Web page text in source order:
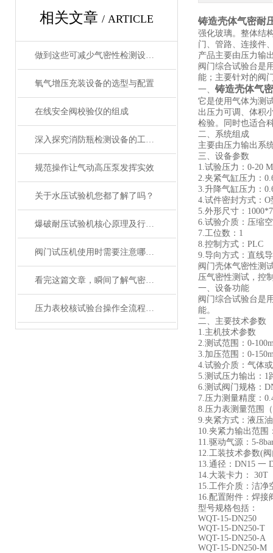
相关文章 / ARTICLE
做到这些可减少气密性检测设备的故障发生！
氧气增压充装设备的选型与配置
在线安全阀校验仪的组成
深入探究消防瓶检测设备的工作原理与技术标准
规范操作让气动高压泵发挥实效
关于水压试验机您都了解了吗？
爆破耐压试验机核心原理及行业应用
阀门试压机使用时需要注意哪些要点？
看完这篇文章，瞬间了解气密性检测设备了
压力表校核试验台操作全流程：从开机到高效拆包一站式指南
铸造壳体气密耐
强化玻璃。整体结
门、管路、连接件
产品主要由压力输
阀门综合试验台是
能；主要针对的阀
一、 铸造壳体气
它是使用气体为测
出压力可调、体积
检验。同时也适合
二、系统组成
主要由压力输出系
三、设备参数
1.试验压力：0-20
2.夹紧气缸压力：
3.升降气缸压力：
4.试件密封方式
5.外形尺寸：
6.试验介质：
7.工位数：1
8.控制方式：PLC
9.导向方式：直线
阀门壳体气密性测
压气密性测试，控
一、设备功能
阀门综合试验台是
能。
二、主要技术参数
1.主机技术参数
2.测试范围：0-
3.加压范围：0-
4.试验介质：气体
5.测试压力输出：1
6.测试阀门规格：
7.压力测量精度：
8.压力表测量范围
9.夹紧方式：液压
10.夹紧力输出范围
11.驱动气源：5-
12.工装技术参数(
13.通径：DN15 一
14.大装卡力： 30T
15.工作介质：洁净
16.配置附件：焊接
型号规格包括：
WQT-15-DN250
WQT-15-DN250-T
WQT-15-DN250-A
WQT-15-DN250-M